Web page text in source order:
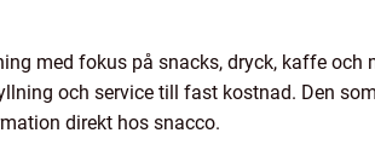
med fokus på snacks, dryck, kaffe
och service till fast kostnad. Den
direkt hos snacco.